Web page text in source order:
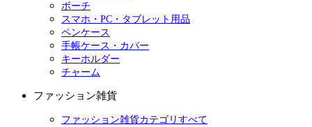
ポーチ
スマホ・PC・タブレット用品
ペンケース
手帳ケース・カバー
キーホルダー
チャーム
ファッション雑貨
ファッション雑貨カテゴリすべて